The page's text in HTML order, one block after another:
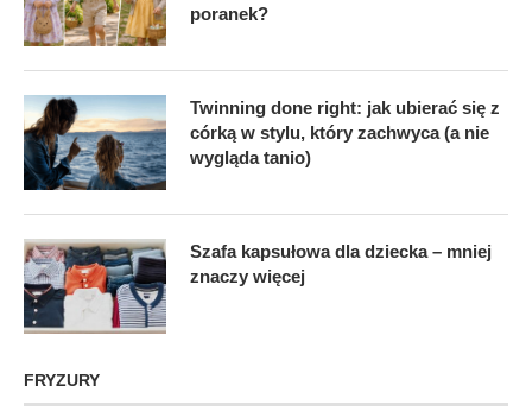
poranek?
Twinning done right: jak ubierać się z
córką w stylu, który zachwyca (a nie
wygląda tanio)
Szafa kapsułowa dla dziecka – mniej
znaczy więcej
FRYZURY